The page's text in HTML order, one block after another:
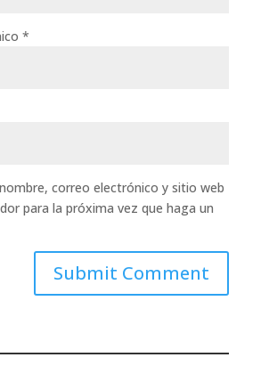
*
correo electrónico y sitio web
para la próxima vez que haga un